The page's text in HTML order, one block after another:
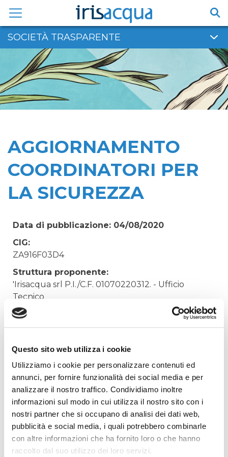
Questo sito web utilizza i cookie
Utilizziamo i cookie per personalizzare contenuti ed
annunci, per fornire funzionalità dei social media e per
analizzare il nostro traffico. Condividiamo inoltre
informazioni sul modo in cui utilizza il nostro sito con i
nostri partner che si occupano di analisi dei dati web,
pubblicità e social media, i quali potrebbero combinarle
con altre informazioni che ha fornito loro o che hanno
raccolto dal suo utilizzo dei loro servizi.
contenuto
SOCIETÀ TRASPARENTE
AGGIORNAMENTO
COORDINATORI PER
LA SICUREZZA
Data di pubblicazione: 04/08/2020
CIG:
ZA916F03D4
Struttura proponente:
'Irisacqua srl P.I./C.F. 01070220312. - Ufficio
Tecnico
Oggetto:
AGGIORNAMENTO COORDINATORI PER LA
Elenco operatori invitati:
Codice Fiscale:
Procedura di scelta:
Affidamento ai sensi del Regolamento Generale
Aziendale per Lavori Servizi e Forniture (art.238,
comma 7 d.lgs. 163/2006)
Aggiudicatario Nome: